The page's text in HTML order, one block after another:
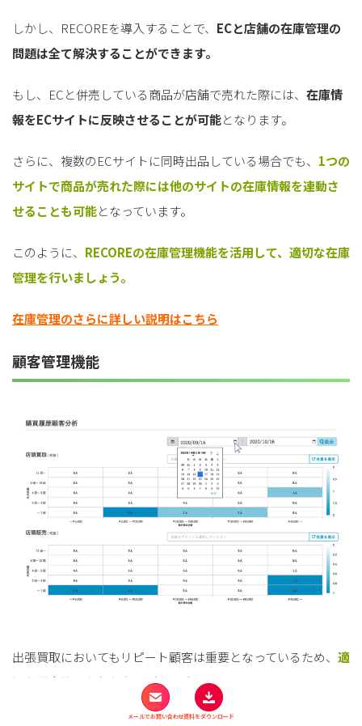
しかし、RECOREを導入することで、 ECと店舗の在庫管理の
問題は全て解決することができます。
もし、ECと併売している商品が店舗で売れた際には、 在庫情
報をECサイトに反映させることが可能となります。
さらに、複数のECサイトに同時出品している場合でも、 1つの
サイトで商品が売れた際には他のサイトの在庫情報を連動さ
せることも可能となっています。
このように、 RECOREの在庫管理機能を活用して、適切な在庫
管理を行いましょう。
在庫管理のさらに詳しい説明はこちら
顧客管理機能
出張買取においてもリピート顧客は重要となっているため、 適
切な顧客管理を行う必要があります。
メールでお問い合わせ資料をダウンロード